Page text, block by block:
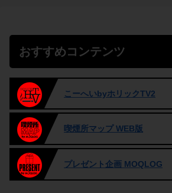
おすすめコンテンツ
こーへいbyホリックTV2
喫煙所マップ WEB版
プレゼント企画 MOQLOG